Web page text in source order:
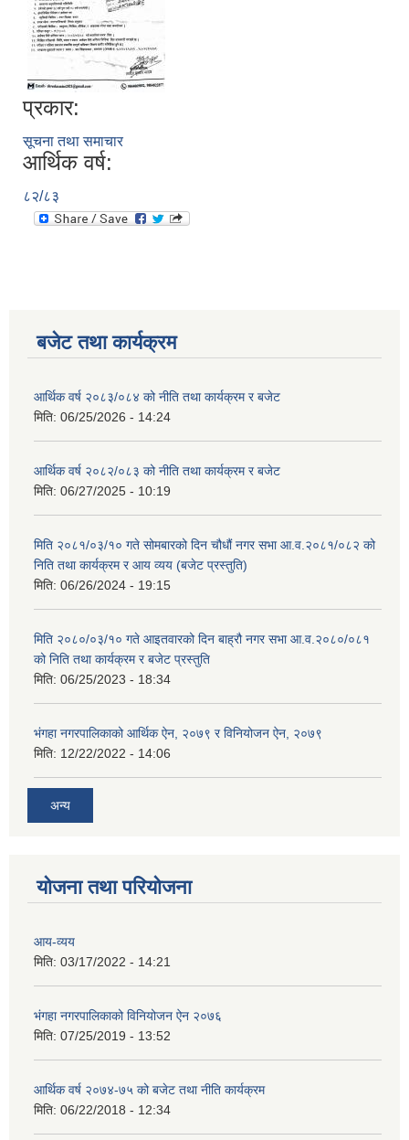
प्रकार:
सूचना तथा समाचार
आर्थिक वर्ष:
८२/८३
बजेट तथा कार्यक्रम
आर्थिक वर्ष २०८३/०८४ को नीति तथा कार्यक्रम र बजेट
मिति: 06/25/2026 - 14:24
आर्थिक वर्ष २०८२/०८३ को नीति तथा कार्यक्रम र बजेट
मिति: 06/27/2025 - 10:19
मिति २०८१/०३/१० गते सोमबारको दिन चौधौं नगर सभा आ.व.२०८१/०८२ को
निति तथा कार्यक्रम र आय व्यय (बजेट प्रस्तुति)
मिति: 06/26/2024 - 19:15
मिति २०८०/०३/१० गते आइतवारको दिन बाह्रौ नगर सभा आ.व.२०८०/०८१
को निति तथा कार्यक्रम र बजेट प्रस्तुति
मिति: 06/25/2023 - 18:34
भंगहा नगरपालिकाको आर्थिक ऐन, २०७९ र विनियोजन ऐन, २०७९
मिति: 12/22/2022 - 14:06
अन्य
योजना तथा परियोजना
आय-व्यय
मिति: 03/17/2022 - 14:21
भंगहा नगरपालिकाको विनियोजन ऐन २०७६
मिति: 07/25/2019 - 13:52
आर्थिक वर्ष २०७४-७५ को बजेट तथा नीति कार्यक्रम
मिति: 06/22/2018 - 12:34